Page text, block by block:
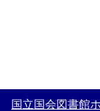
国立国会図書館